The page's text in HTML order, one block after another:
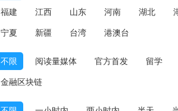
福建 江西 山东 河南 湖北
宁夏 新疆 台湾 港澳台
不限 阅读量媒体 官方首发 留学
金融区块链